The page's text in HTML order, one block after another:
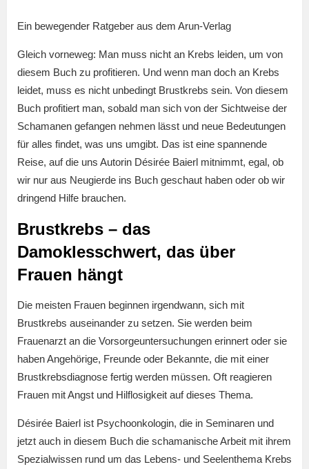
Ein bewegender Ratgeber aus dem Arun-Verlag
Gleich vorneweg: Man muss nicht an Krebs leiden, um von
diesem Buch zu profitieren. Und wenn man doch an Krebs
leidet, muss es nicht unbedingt Brustkrebs sein. Von diesem
Buch profitiert man, sobald man sich von der Sichtweise der
Schamanen gefangen nehmen lässt und neue Bedeutungen
für alles findet, was uns umgibt. Das ist eine spannende
Reise, auf die uns Autorin Désirée Baierl mitnimmt, egal, ob
wir nur aus Neugierde ins Buch geschaut haben oder ob wir
dringend Hilfe brauchen.
Brustkrebs – das
Damoklesschwert, das über
Frauen hängt
Die meisten Frauen beginnen irgendwann, sich mit
Brustkrebs auseinander zu setzen. Sie werden beim
Frauenarzt an die Vorsorgeuntersuchungen erinnert oder sie
haben Angehörige, Freunde oder Bekannte, die mit einer
Brustkrebsdiagnose fertig werden müssen. Oft reagieren
Frauen mit Angst und Hilflosigkeit auf dieses Thema.
Désirée Baierl ist Psychoonkologin, die in Seminaren und
jetzt auch in diesem Buch die schamanische Arbeit mit ihrem
Spezialwissen rund um das Lebens- und Seelenthema Krebs